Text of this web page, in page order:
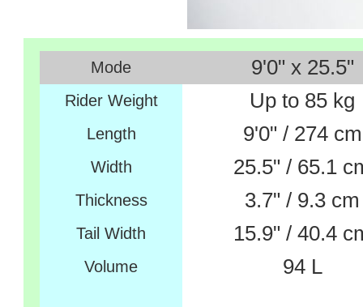
Mode 9'0" x 25.5"
Rider Weight Up to 85 kg
Length 9'0" / 274 cm
Width 25.5" / 65.1
Thickness 3.7" / 9.3 cm
Tail Width 15.9" / 40.4
Volume 94 L